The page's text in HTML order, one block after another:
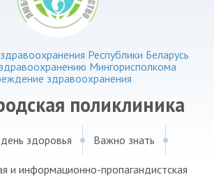
Республики Беларусь
Мингорисполкома
здравоохранения
поликлиника
здоровья Важно знать
и информационно-пропагандистская